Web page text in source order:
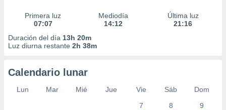
Primera luz
07:07
Mediodía
14:12
Última luz
21:16
Duración del día 13h 20m
Luz diurna restante 2h 38m
Calendario lunar
Lun Mar Mié Jue Vie Sáb
Dom
7
8 9